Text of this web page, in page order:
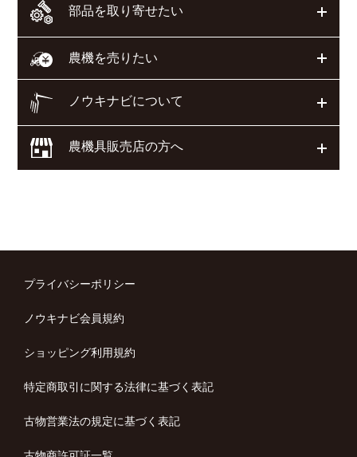
部品を取り寄せたい
農機を売りたい
ノウキナビについて
農機具販売店の方へ
プライバシーポリシー
ノウキナビ会員規約
ショッピング利用規約
特定商取引に関する法律に基づく表記
古物営業法の規定に基づく表記